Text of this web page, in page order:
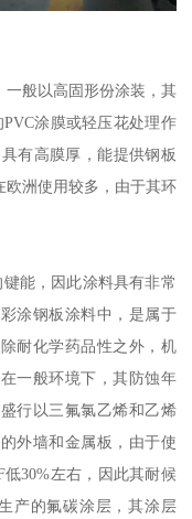
一般以高固形份涂装，其
涂膜或轻压花处理作
有高膜厚，能提供钢板
欧洲使用较多，由于其环
能，因此涂料具有非常
涂钢板涂料中，是属于
耐化学药品性之外，机
一般环境下，其防蚀年
行以三氟氯乙烯和乙烯
外墙和金属板，由于使
30%左右，因此其耐候
产的氟碳涂层，其涂层